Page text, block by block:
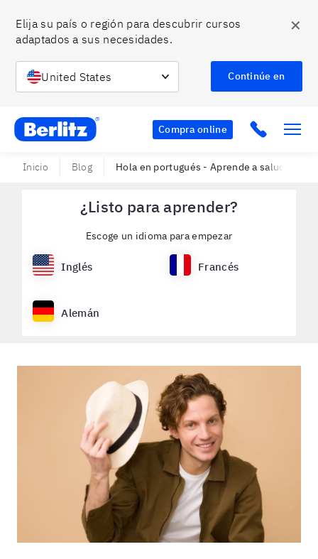
Elija su país o región para descubrir cursos
adaptados a sus necesidades.
United States Continúe en
✕
Berlitz MX Compra online Click to
Inicio Blog Hola en portugués - Aprende a saludar en
¿Listo para aprender?
Escoge un idioma para empezar
Inglés Francés
Alemán